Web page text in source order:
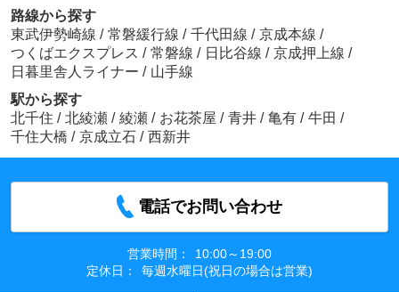
路線から探す
東武伊勢崎線 / 常磐緩行線 / 千代田線 / 京成本線 /
つくばエクスプレス / 常磐線 / 日比谷線 / 京成押上線 /
日暮里舎人ライナー / 山手線
駅から探す
北千住 / 北綾瀬 / 綾瀬 / お花茶屋 / 青井 / 亀有 / 牛田 /
千住大橋 / 京成立石 / 西新井
電話でお問い合わせ
営業時間：
10:00～19:00
定休日：
毎週水曜日(祝日の場合は営業)